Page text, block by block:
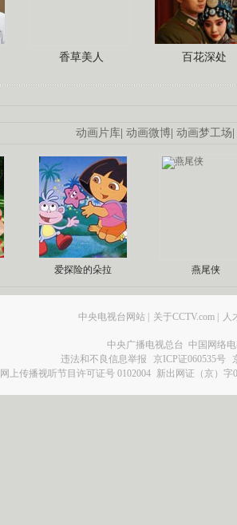
香草美人 百花深处
动画片库| 动画微博| 动画梦工场|
爱探险的朵拉 燕尾侠
中央电视台网站 | 关于CCTV.com | 人
中央广播电视总台 中国网络
违法和不良信息举报
京ICP证060535号
网上传播视听节目许可证号 0102004 新出网证（京）